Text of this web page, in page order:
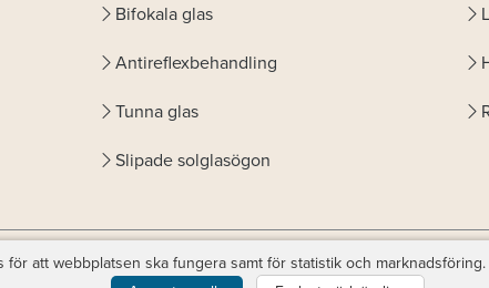
Bifokala glas
Antireflexbehandling
Tunna glas
Slipade solglasögon
© CopyrightFavoptic. support@favoptic.com
för att webbplatsen ska fungera samt för statistik och